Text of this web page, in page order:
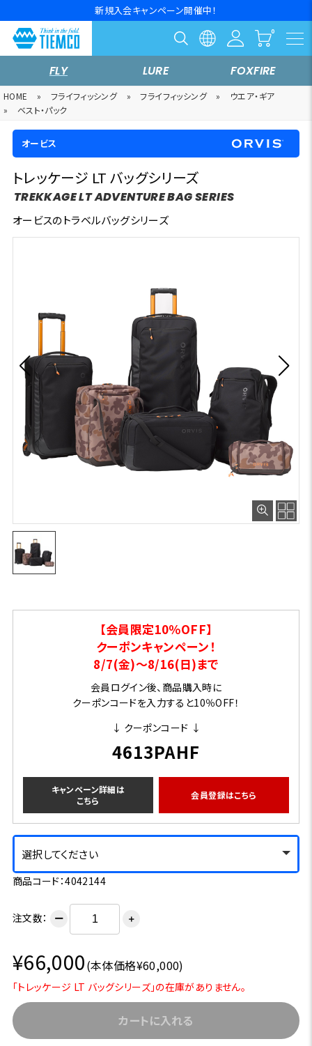
新規入会キャンペーン開催中！
FLY LURE FOXFIRE
HOME » フライフィッシング » フライフィッシング »
ウエア・ギア
»
ベスト・パック
オービス
トレッケージ LT バッグシリーズ
TREKKAGE LT ADVENTURE BAG SERIES
オービスのトラベルバッグシリーズ
【会員限定10％OFF】
クーポンキャンペーン！
8/7(金)～8/16(日)まで
会員ログイン後、商品購入時に
クーポンコードを入力すると10％OFF！
↓ クーポンコード ↓
4613PAHF
キャンペーン詳細は
こちら
会員登録はこちら
選択してください
商品コード：4042144
注文数： ー ＋
¥66,000(本体価格¥60,000)
「トレッケージ LT バッグシリーズ」の在庫がありません。
カートに入れる